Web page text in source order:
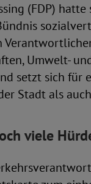
(FDP)
Umwelt-
setzt sich
Stadt als
viele